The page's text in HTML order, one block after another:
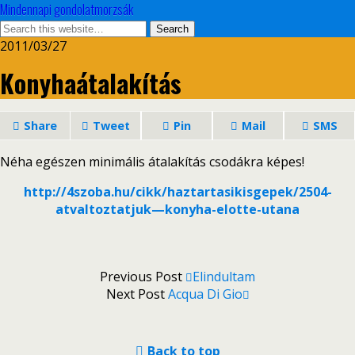
Mindennapi gondolatmorzsák
2011/03/27
Konyhaátalakítás
Share Tweet Pin Mail SMS
Néha egészen minimális átalakítás csodákra képes!
http://4szoba.hu/cikk/haztartasikisgepek/2504-
atvaltoztatjuk—konyha-elotte-utana
Previous Post
Elindultam
Next PostAcqua Di Gio
Back to top